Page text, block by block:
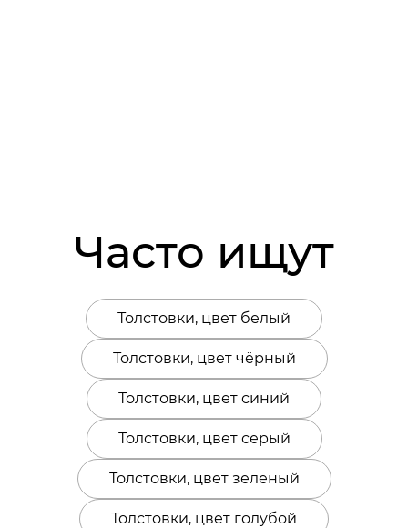
Часто ищут
Толстовки, цвет белый
Толстовки, цвет чёрный
Толстовки, цвет синий
Толстовки, цвет серый
Толстовки, цвет зеленый
Толстовки, цвет голубой